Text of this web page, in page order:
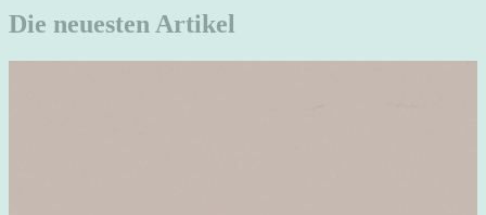
Die neuesten Artikel